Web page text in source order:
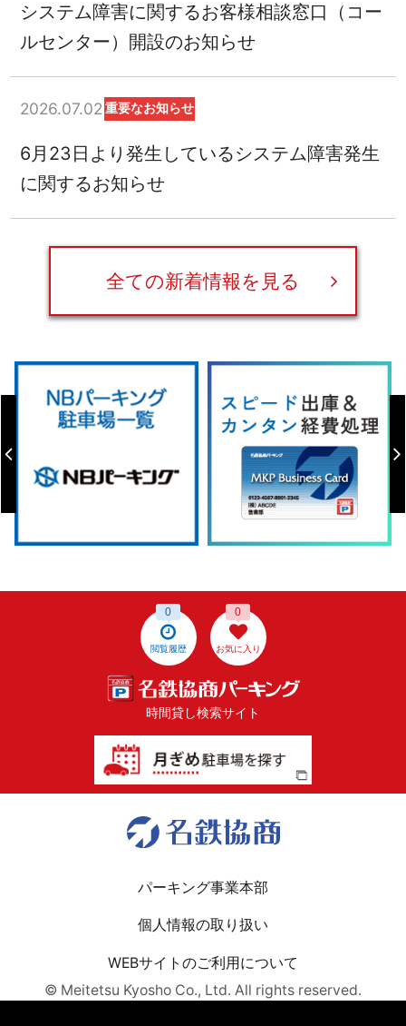
システム障害に関するお客様相談窓口（コー
ルセンター）開設のお知らせ
2026.07.02 重要なお知らせ
6月23日より発生しているシステム障害発生
に関するお知らせ
全ての新着情報を見る
閲覧履歴
0
お気に入り
0
時間貸し検索サイト
パーキング事業本部
個人情報の取り扱い
WEBサイトのご利用について
© Meitetsu Kyosho Co., Ltd. All rights reserved.